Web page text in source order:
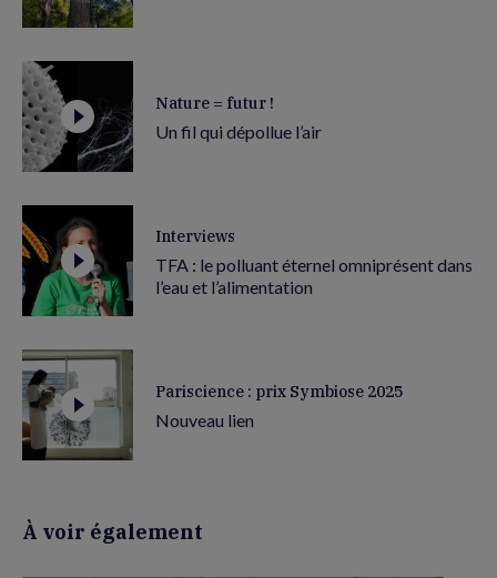
Nature = futur !
Un fil qui dépollue l’air
Interviews
TFA : le polluant éternel omniprésent dans
l’eau et l’alimentation
Pariscience : prix Symbiose 2025
Nouveau lien
À voir également